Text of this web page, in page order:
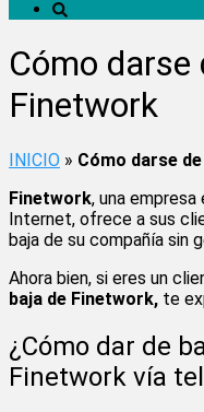
Cómo darse
Finetwork
INICIO » Cómo darse
Finetwork, una
Internet, ofrece a sus
baja de su compañía sin
Ahora bien, si eres un
baja de Finetwork, te
¿Cómo dar de
Finetwork vía